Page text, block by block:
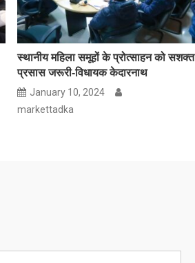
स्थानीय महिला समूहों के प्रोत्साहन को सशक्त
प्रसास जरूरी-विधायक केदारनाथ
January 10, 2024
markettadka